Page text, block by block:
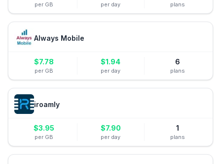
per GB per day plans
Always Mobile
$7.78
per GB
$1.94
per day
6
plans
iroamly
$3.95
per GB
$7.90
per day
1
plans